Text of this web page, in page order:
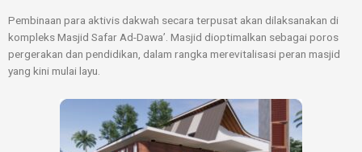
Pembinaan para aktivis dakwah secara terpusat akan dilaksanakan di
kompleks Masjid Safar Ad-Dawa’. Masjid dioptimalkan sebagai poros
pergerakan dan pendidikan, dalam rangka merevitalisasi peran masjid
yang kini mulai layu.